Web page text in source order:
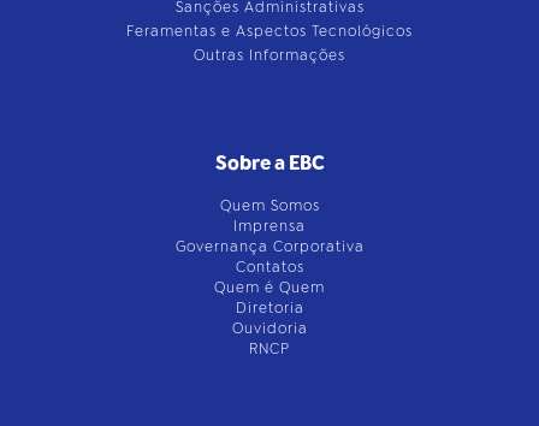
Sanções Administrativas
Feramentas e Aspectos Tecnológicos
Outras Informações
Sobre a EBC
Quem Somos
Imprensa
Governança Corporativa
Contatos
Quem é Quem
Diretoria
Ouvidoria
RNCP